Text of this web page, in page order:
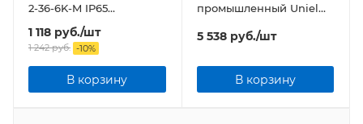
2-36-6K-M IP65
1200х76х66 36Вт 3200Лм
6500К матовый
1 118 руб./шт
1 242руб. -10%
В корзину
промышленный Uniel
40W/5000K/L126 IP65
5 538руб./шт
В корзину